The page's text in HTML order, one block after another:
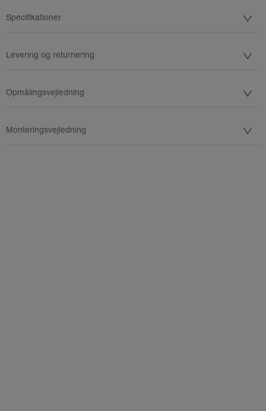
Specifikationer
Levering og returnering
Opmålingsvejledning
Monteringsvejledning